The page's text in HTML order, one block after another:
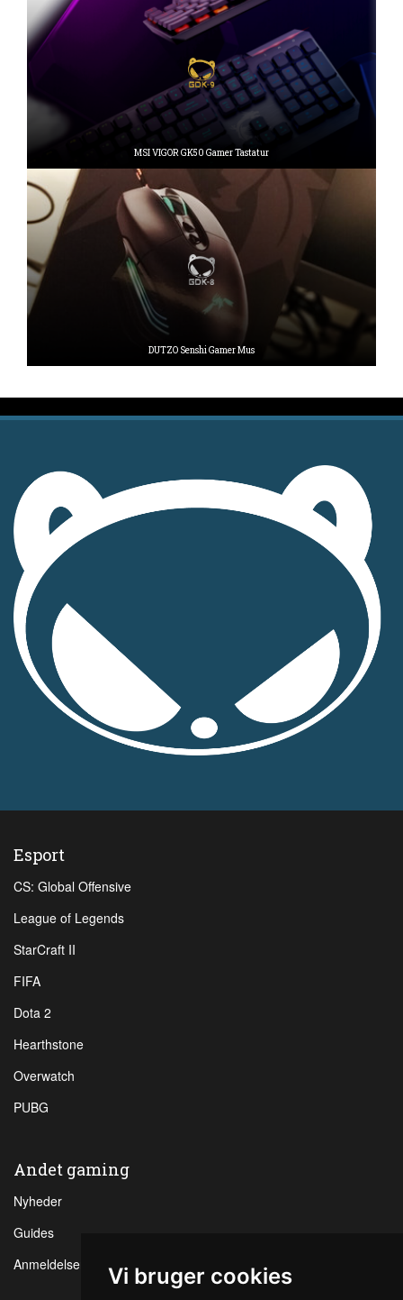
Vi bruger cookies
MSI VIGOR GK50 Gamer Tastatur
DUTZO Senshi Gamer Mus
Esport
CS: Global Offensive
League of Legends
StarCraft II
FIFA
Dota 2
Hearthstone
Overwatch
PUBG
Andet gaming
Nyheder
Guides
Anmeldelser